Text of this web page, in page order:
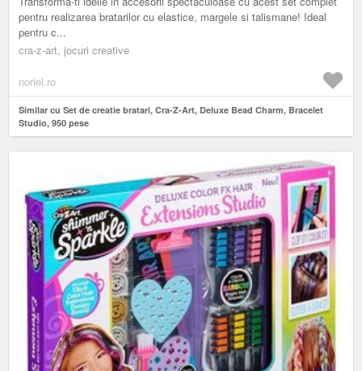
pentru realizarea bratarilor cu elastice, margele si talismane! Ideal
pentru c...
cra-z-art, jocuri creative
noriel.ro
Similar cu Set de creatie bratari, Cra-Z-Art, Deluxe Bead Charm, Bracelet
Studio, 950 pese